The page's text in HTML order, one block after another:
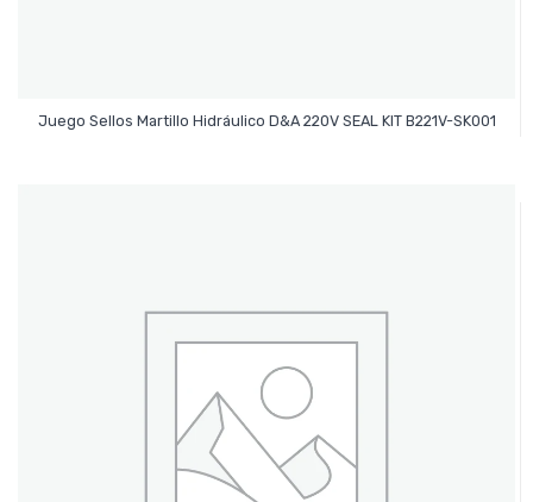
Juego Sellos Martillo Hidráulico D&A 220V SEAL KIT B221V-SK001